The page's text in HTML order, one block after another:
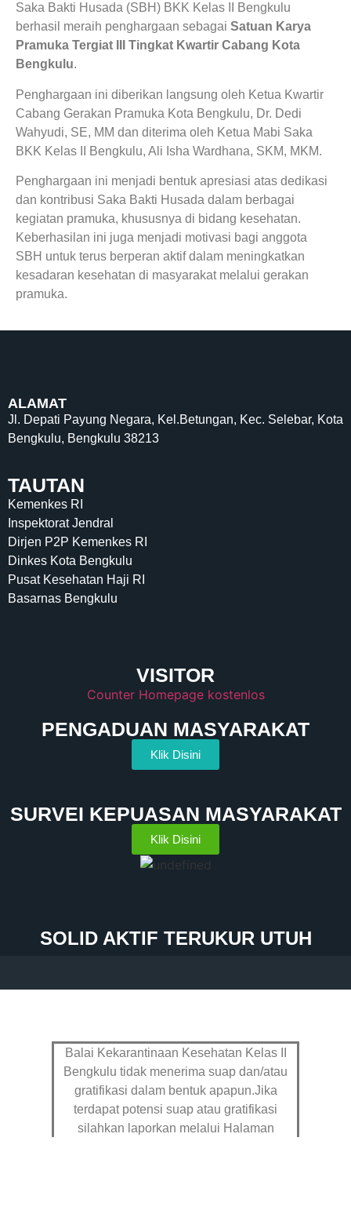
Saka Bakti Husada (SBH) BKK Kelas II Bengkulu
berhasil meraih penghargaan sebagai Satuan Karya
Pramuka Tergiat III Tingkat Kwartir Cabang Kota
Bengkulu.
Penghargaan ini diberikan langsung oleh Ketua Kwartir
Cabang Gerakan Pramuka Kota Bengkulu, Dr. Dedi
Wahyudi, SE, MM dan diterima oleh Ketua Mabi Saka
BKK Kelas II Bengkulu, Ali Isha Wardhana, SKM, MKM.
Penghargaan ini menjadi bentuk apresiasi atas dedikasi
dan kontribusi Saka Bakti Husada dalam berbagai
kegiatan pramuka, khususnya di bidang kesehatan.
Keberhasilan ini juga menjadi motivasi bagi anggota
SBH untuk terus berperan aktif dalam meningkatkan
kesadaran kesehatan di masyarakat melalui gerakan
pramuka.
ALAMAT
Jl. Depati Payung Negara, Kel.Betungan, Kec. Selebar, Kota
Bengkulu, Bengkulu 38213
TAUTAN
Kemenkes RI
Inspektorat Jendral
Dirjen P2P Kemenkes RI
Dinkes Kota Bengkulu
Pusat Kesehatan Haji RI
Basarnas Bengkulu
VISITOR
Counter Homepage kostenlos
PENGADUAN MASYARAKAT
Klik Disini
SURVEI KEPUASAN MASYARAKAT
Klik Disini
SOLID AKTIF TERUKUR UTUH
Balai Kekarantinaan Kesehatan Kelas II
Bengkulu tidak menerima suap dan/atau
gratifikasi dalam bentuk apapun.Jika
terdapat potensi suap atau gratifikasi
silahkan laporkan melalui Halaman